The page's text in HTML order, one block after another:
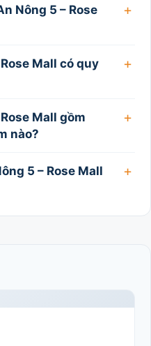
Nông 5 – Rose
Mall có quy
Mall gồm
nào?
5 – Rose Mall